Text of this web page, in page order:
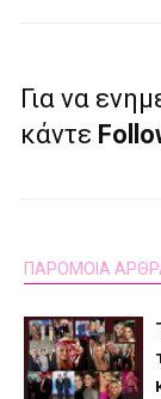
Για να
κάντε
ΠΑΡΟΜΟΙΑ